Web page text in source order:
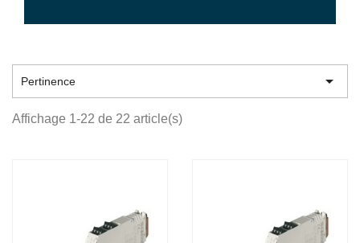
Pertinence 
Affichage 1-22 de 22 article(s)